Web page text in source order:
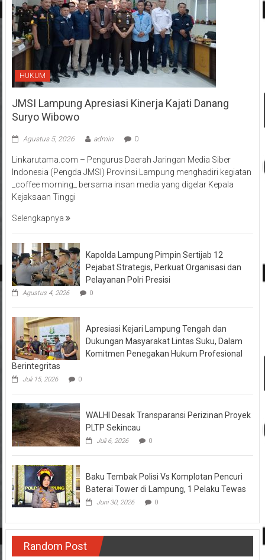
HUKUM
JMSI Lampung Apresiasi Kinerja Kajati Danang
Suryo Wibowo
Agustus 5, 2026 admin 0
Linkarutama.com – Pengurus Daerah Jaringan Media Siber
Indonesia (Pengda JMSI) Provinsi Lampung menghadiri kegiatan
_coffee morning_ bersama insan media yang digelar Kepala
Kejaksaan Tinggi
Selengkapnya
Kapolda Lampung Pimpin Sertijab 12
Pejabat Strategis, Perkuat Organisasi dan
Pelayanan Polri Presisi
Agustus 4, 2026 0
Apresiasi Kejari Lampung Tengah dan
Dukungan Masyarakat Lintas Suku, Dalam
Komitmen Penegakan Hukum Profesional
Berintegritas
Juli 15, 2026 0
WALHI Desak Transparansi Perizinan Proyek
PLTP Sekincau
Juli 6, 2026 0
Baku Tembak Polisi Vs Komplotan Pencuri
Baterai Tower di Lampung, 1 Pelaku Tewas
Juni 30, 2026 0
Random Post